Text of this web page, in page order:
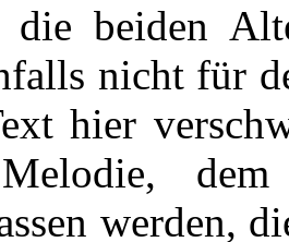
die beiden
nicht für
hier
dem
werden,